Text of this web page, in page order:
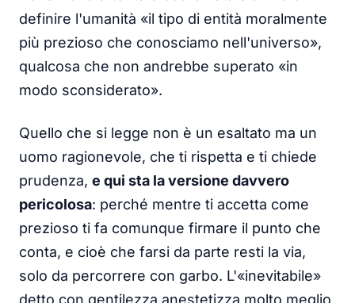
definire l'umanità «il tipo di entità moralmente
più prezioso che conosciamo nell'universo»,
qualcosa che non andrebbe superato «in
modo sconsiderato».
Quello che si legge non è un esaltato ma un
uomo ragionevole, che ti rispetta e ti chiede
prudenza, e qui sta la versione davvero
pericolosa: perché mentre ti accetta come
prezioso ti fa comunque firmare il punto che
conta, e cioè che farsi da parte resti la via,
solo da percorrere con garbo. L'«inevitabile»